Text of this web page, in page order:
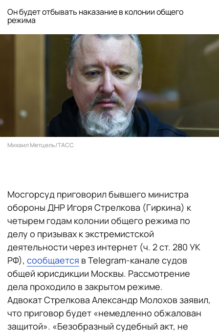
Он будет отбывать наказание в колонии общего
режима
Михаил Метцель/ТАСС
Мосгорсуд приговорил бывшего министра
обороны ДНР Игоря Стрелкова (Гиркина) к
четырем годам колонии общего режима по
делу о призывах к экстремистской
деятельности через интернет (ч. 2 ст. 280 УК
РФ), сообщается в Telegram-канале судов
общей юрисдикции Москвы. Рассмотрение
дела проходило в закрытом режиме.
Адвокат Стрелкова Александр Молохов заявил,
что приговор будет «немедленно обжалован
защитой». «Безобразный судебный акт, не